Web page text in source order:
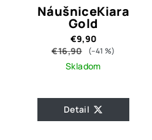
NáušniceKiara
Gold
€9,90
€16,90
(–41 %)
Skladom
Detail